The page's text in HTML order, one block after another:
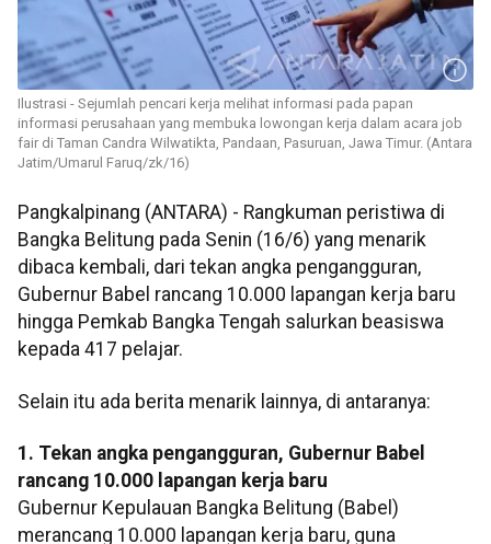
Ilustrasi - Sejumlah pencari kerja melihat informasi pada papan
informasi perusahaan yang membuka lowongan kerja dalam acara job
fair di Taman Candra Wilwatikta, Pandaan, Pasuruan, Jawa Timur. (Antara
Jatim/Umarul Faruq/zk/16)
Pangkalpinang (ANTARA) - Rangkuman peristiwa di
Bangka Belitung pada Senin (16/6) yang menarik
dibaca kembali, dari tekan angka pengangguran,
Gubernur Babel rancang 10.000 lapangan kerja baru
hingga Pemkab Bangka Tengah salurkan beasiswa
kepada 417 pelajar.
Selain itu ada berita menarik lainnya, di antaranya:
1. Tekan angka pengangguran, Gubernur Babel
rancang 10.000 lapangan kerja baru
Gubernur Kepulauan Bangka Belitung (Babel)
merancang 10.000 lapangan kerja baru, guna